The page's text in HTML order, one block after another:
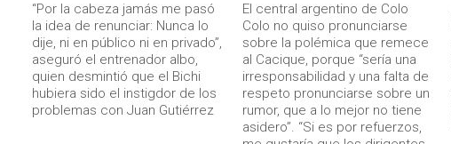
“Por la cabeza jamás me pasó
la idea de renunciar: Nunca lo
dije, ni en público ni en privado”,
aseguró el entrenador albo,
quien desmintió que el Bichi
hubiera sido el instigdor de los
problemas con Juan Gutiérrez
El central argentino de Colo
Colo no quiso pronunciarse
sobre la polémica que remece
al Cacique, porque “sería una
irresponsabilidad y una falta de
respeto pronunciarse sobre un
rumor, que a lo mejor no tiene
asidero”. “Si es por refuerzos,